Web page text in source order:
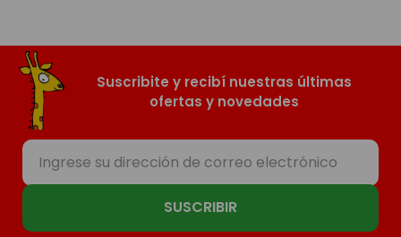
Suscribite y recibí nuestras últimas
ofertas y novedades
SUSCRIBIR